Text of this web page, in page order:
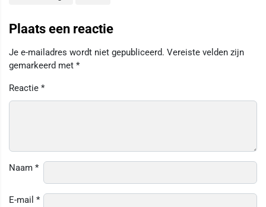
Plaats een reactie
Je e-mailadres wordt niet gepubliceerd. Vereiste velden zijn
gemarkeerd met *
Reactie *
Naam *
E-mail *